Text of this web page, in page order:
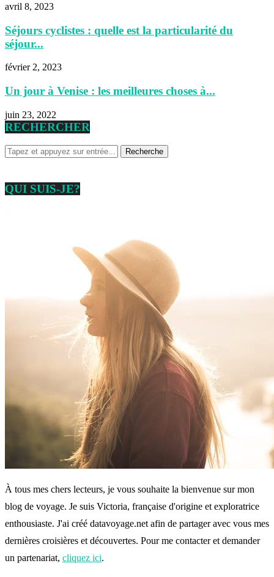
avril 8, 2023
Séjours cyclistes : quelle est la particularité du
séjour...
février 2, 2023
Un jour à Venise : les meilleures choses à...
juin 23, 2022
RECHERCHER
QUI SUIS-JE?
À tous mes chers lecteurs, je vous souhaite la bienvenue sur mon
blog de voyage. Je suis Victoria, française d'origine et exploratrice
enthousiaste. J'ai créé datavoyage.net afin de partager avec vous mes
dernières croisières et découvertes. Pour me contacter et demander
un partenariat, cliquez ici.